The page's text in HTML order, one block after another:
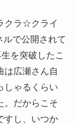
クラ☆クライ
ルで公開されて
を突破したこ
は広瀬さん自
しゃるくらい
。だからこそ
すし、いつか